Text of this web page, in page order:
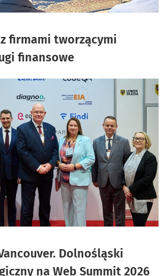
z firmami tworzącymi
finansowe
Dolnośląski
na Web Summit 2026